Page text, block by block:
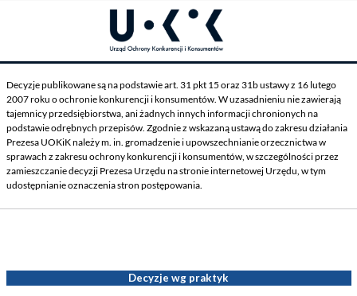
Decyzje publikowane są na podstawie art. 31 pkt 15 oraz 31b ustawy z 16 lutego
2007 roku o ochronie konkurencji i konsumentów. W uzasadnieniu nie zawierają
tajemnicy przedsiębiorstwa, ani żadnych innych informacji chronionych na
podstawie odrębnych przepisów. Zgodnie z wskazaną ustawą do zakresu działania
Prezesa UOKiK należy m. in. gromadzenie i upowszechnianie orzecznictwa w
sprawach z zakresu ochrony konkurencji i konsumentów, w szczególności przez
zamieszczanie decyzji Prezesa Urzędu na stronie internetowej Urzędu, w tym
udostępnianie oznaczenia stron postępowania.
Decyzje wg praktyk